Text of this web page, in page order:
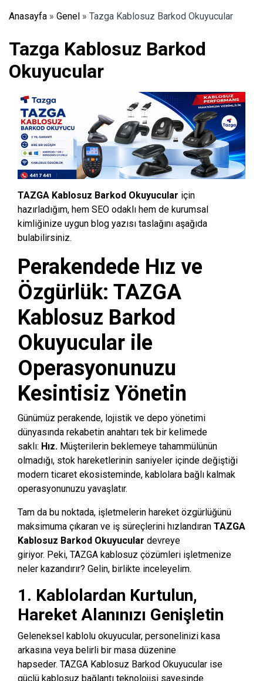
Anasayfa » Genel » Tazga Kablosuz Barkod Okuyucular
Tazga Kablosuz Barkod
Okuyucular
TAZGA Kablosuz Barkod Okuyucular için
hazırladığım, hem SEO odaklı hem de kurumsal
kimliğinize uygun blog yazısı taslağını aşağıda
bulabilirsiniz.
Perakendede Hız ve
Özgürlük: TAZGA
Kablosuz Barkod
Okuyucular ile
Operasyonunuzu
Kesintisiz Yönetin
Günümüz perakende, lojistik ve depo yönetimi
dünyasında rekabetin anahtarı tek bir kelimede
saklı: Hız. Müşterilerin beklemeye tahammülünün
olmadığı, stok hareketlerinin saniyeler içinde değiştiği
modern ticaret ekosisteminde, kablolara bağlı kalmak
operasyonunuzu yavaşlatır.
Tam da bu noktada, işletmelerin hareket özgürlüğünü
maksimuma çıkaran ve iş süreçlerini hızlandıran TAZGA
Kablosuz Barkod Okuyucular devreye
giriyor. Peki, TAZGA kablosuz çözümleri işletmenize
neler kazandırır? Gelin, birlikte inceleyelim.
1. Kablolardan Kurtulun,
Hareket Alanınızı Genişletin
Geleneksel kablolu okuyucular, personelinizi kasa
arkasına veya belirli bir masa düzenine
hapseder. TAZGA Kablosuz Barkod Okuyucular ise
güçlü kablosuz bağlantı teknolojisi sayesinde